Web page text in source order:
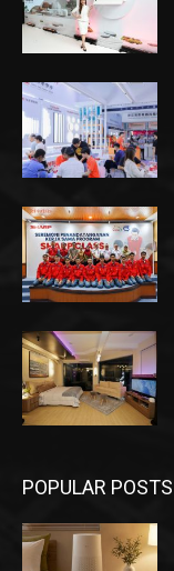
POPULAR POSTS